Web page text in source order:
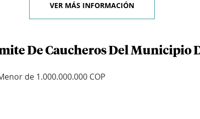
VER MÁS INFORMACIÓN
De Caucheros Del Municipio
de 1.000.000.000 COP